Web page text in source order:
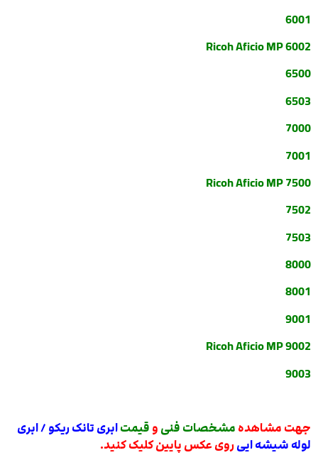
6001
Ricoh Aficio MP 6002
6500
6503
7000
7001
Ricoh Aficio MP 7500
7502
7503
8000
8001
9001
Ricoh Aficio MP 9002
9003
جهت مشاهده مشخصات فنی و قیمتابری تانک ریکو / ابری
لوله شیشه ایی روی عکس پایین کلیک کنید.